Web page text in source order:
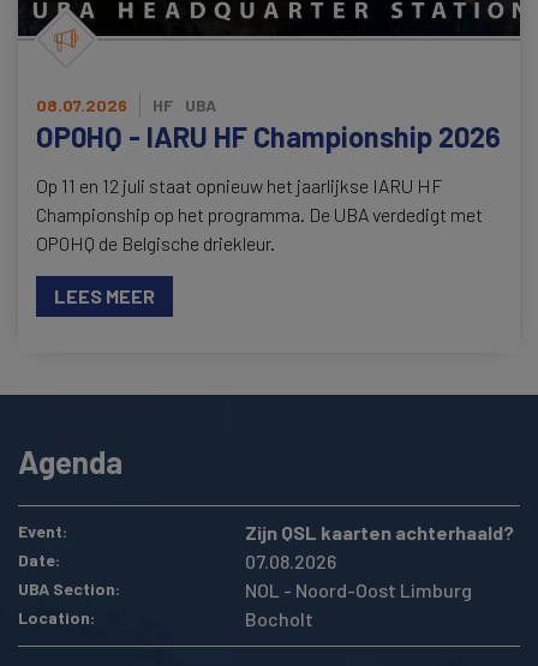
08.07.2026 HF UBA
OP0HQ - IARU HF Championship 2026
Op 11 en 12 juli staat opnieuw het jaarlijkse IARU HF
Championship op het programma. De UBA verdedigt met
OP0HQ de Belgische driekleur.
LEES MEER
Agenda
Date 07.08.2026
Event Zijn QSL kaarten achterhaald?
UBA Section NOL - Noord-Oost Limburg
Location Bocholt